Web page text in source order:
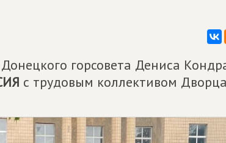
Донецкого горсовета Дениса
с трудовым коллективом